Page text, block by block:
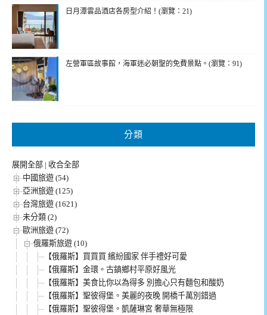
日月潭雲品酒店各房型介紹！(瀏覽：21)
左營軍區故事館，海軍迷必朝聖的免費景點。(瀏覽：91)
分類
展開全部 | 收合全部
中國旅遊 (54)
亞洲旅遊 (125)
台灣旅遊 (1621)
未分類 (2)
歐洲旅遊 (72)
俄羅斯旅遊 (10)
【俄羅斯】買買買 繽紛國家 伴手禮好可愛
【俄羅斯】金環。古鎮鄉村平原好風光
【俄羅斯】美食比你以為得多 別擔心只有麵包和酸奶
【俄羅斯】聖彼得堡。美麗的夜晚 開橋千萬別錯過
【俄羅斯】聖彼得堡。凱薩琳宮 奢華無極限